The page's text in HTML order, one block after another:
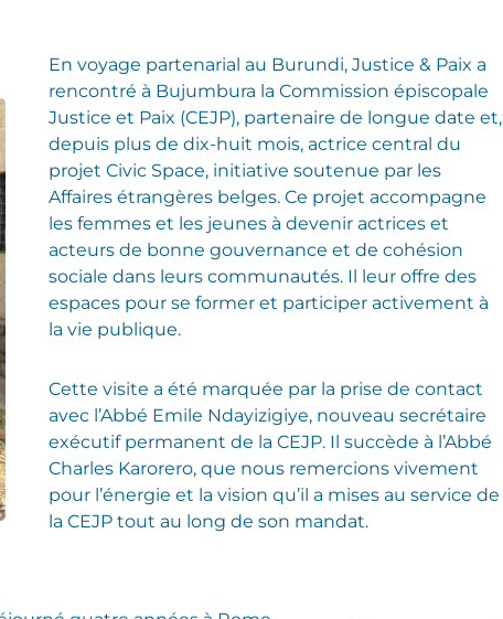
En voyage partenarial au Burundi, Justice & Paix a
rencontré à Bujumbura la Commission épiscopale
Justice et Paix (CEJP), partenaire de longue date et,
depuis plus de dix-huit mois, actrice central du
projet Civic Space, initiative soutenue par les
Affaires étrangères belges. Ce projet accompagne
les femmes et les jeunes à devenir actrices et
acteurs de bonne gouvernance et de cohésion
sociale dans leurs communautés. Il leur offre des
espaces pour se former et participer activement à
la vie publique.
Cette visite a été marquée par la prise de contact
avec l’Abbé Emile Ndayizigiye, nouveau secrétaire
exécutif permanent de la CEJP. Il succède à l’Abbé
Charles Karorero, que nous remercions vivement
pour l’énergie et la vision qu’il a mises au service de
la CEJP tout au long de son mandat.